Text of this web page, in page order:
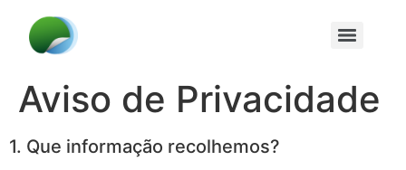
Aviso de Privacidade
1. Que informação recolhemos?